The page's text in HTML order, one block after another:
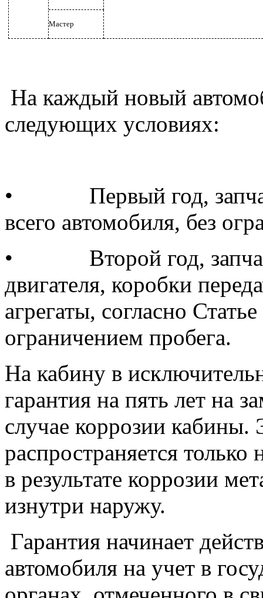
Мастер
На каждый новый
следующих условиях:
•
Первый год,
всего автомобиля, без
•
Второй год,
двигателя, коробки
агрегаты, согласно
ограничением пробега.
На кабину в
гарантия на пять лет на
случае коррозии кабины.
распространяется
в результате коррозии
изнутри наружу.
Гарантия начинает
автомобиля на учет в